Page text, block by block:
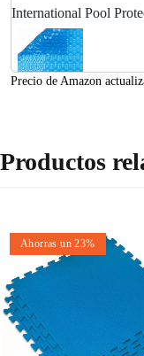
International Pool
térmica de 500 micras
Precio de Amazon
Productos
Ahorras un 23%